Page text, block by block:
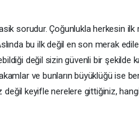
sorudur. Çoğunlukla herkesin ilk
bu ilk değil en son merak
değil sizin güvenli bir şekilde
ve bunların büyüklüğü ise
değil keyifle nerelere gittiğiniz,